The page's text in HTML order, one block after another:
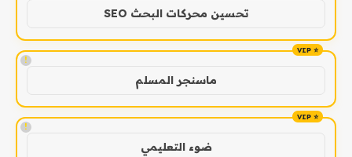
تحسين محركات البحث SEO
!
ماسنجر المسلم
!
ضوء التعليمي